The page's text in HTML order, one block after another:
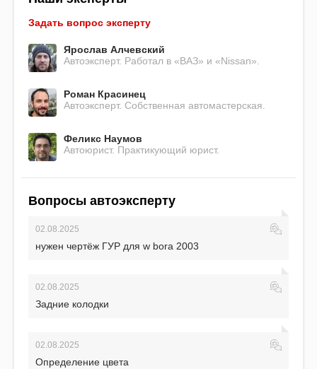
Задать вопрос эксперту
Ярослав Алчевский
Автоэксперт. Работал в «ВАЗ» и «Nissan».
Роман Красинец
Автоэксперт. Собственная автомастерская.
Феликс Наумов
Автоюрист. Практикующий юрист.
Вопросы автоэксперту
02.08.2025
нужен чертёж ГУР для w bora 2003
02.08.2025
Задние колодки
02.08.2025
Определение цвета